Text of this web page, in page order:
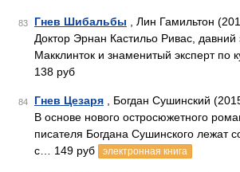
83 Гнев Шибальбы , Лин Гамильтон
Доктор Эрнан Кастильо Ривас,
Макклинток и знаменитый эксперт по
138 руб
84 Гнев Цезаря , Богдан Сушинский
В основе нового остросюжетного
писателя Богдана Сушинского лежат
с… 149 руб
электронная книга